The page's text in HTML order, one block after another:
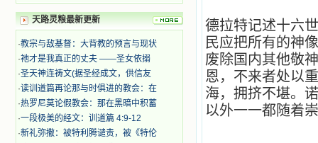
我面前展开时，我是多么的惊奇、兴
奋啊！当我读到他们为主而受人逼
时，我为他们的在天之灵祈祷，我哭
着，为自已的同胞带给他们的苦难而
哀号。我一遍遍地重读那一行行被我
的斑斑泪痕弄得模糊不清的字句，那
些被主的爱火所燃烧而离开家乡来到
中国的传教士，我多么爱你们啊！我
心中流淌着多少感激的泪水。 他
们受苦却觉得喜乐，因为他们爱主，
天路灵粮最新更新
·教宗与敌基督：大背教的预言与现状
·祂才是我真正的丈夫 ——圣女依搦
·圣天神连祷文(据圣经成文，供信友
·读训道篇再论那与时俱进的教会：在
·热罗尼莫论假教会：那在黑暗中积蓄
·一段极美的经文：训道篇 4:9-12
·新礼弥撒：被特利腾谴责，被《特伦
德拉特记述十六
民应把所有的神
废除国内其他敬
恩，不来者处以
海，拥挤不堪。
以外一一都随着